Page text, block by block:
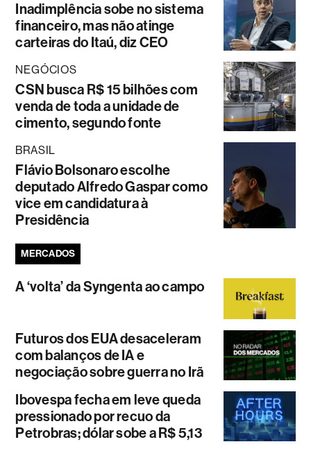
Inadimplência sobe no sistema
financeiro, mas não atinge
carteiras do Itaú, diz CEO
NEGÓCIOS
CSN busca R$ 15 bilhões com
venda de toda a unidade de
cimento, segundo fonte
BRASIL
Flávio Bolsonaro escolhe
deputado Alfredo Gaspar como
vice em candidatura à
Presidência
MERCADOS
A ‘volta’ da Syngenta ao campo
Futuros dos EUA desaceleram
com balanços de IA e
negociação sobre guerra no Irã
Ibovespa fecha em leve queda
pressionado por recuo da
Petrobras; dólar sobe a R$ 5,13